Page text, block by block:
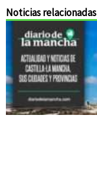
Noticias relacionadas